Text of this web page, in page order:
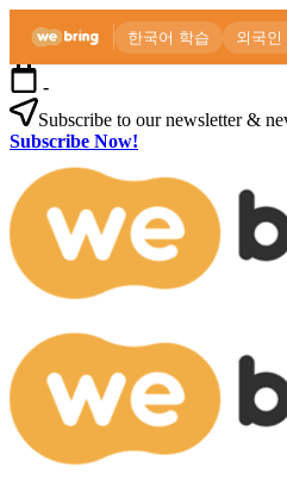
본
문
으
로
너
뛰
기
-
Subscribe to our newsletter &
Subscribe Now!
국
인
을
위